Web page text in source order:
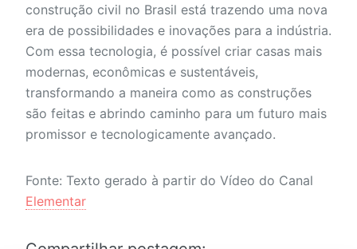
construção civil no Brasil está trazendo uma nova
era de possibilidades e inovações para a indústria.
Com essa tecnologia, é possível criar casas mais
modernas, econômicas e sustentáveis,
transformando a maneira como as construções
são feitas e abrindo caminho para um futuro mais
promissor e tecnologicamente avançado.
Fonte: Texto gerado à partir do Vídeo do Canal
Elementar